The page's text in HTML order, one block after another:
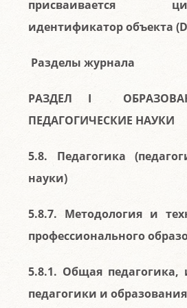
присваивается
идентификатор объекта
Разделы журнала
РАЗДЕЛ I
ПЕДАГОГИЧЕСКИЕ НАУКИ
5.8. Педагогика
науки)
5.8.7. Методология и
профессионального
5.8.1. Общая педагогика,
педагогики и образования